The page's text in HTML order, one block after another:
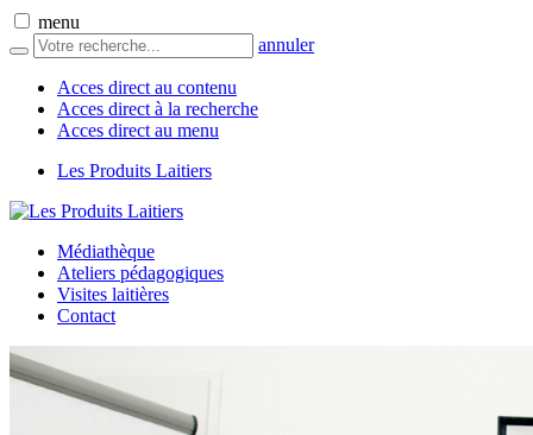
menu
annuler
Acces direct au contenu
Acces direct à la recherche
Acces direct au menu
Les Produits Laitiers
Médiathèque
Ateliers pédagogiques
Visites laitières
Contact